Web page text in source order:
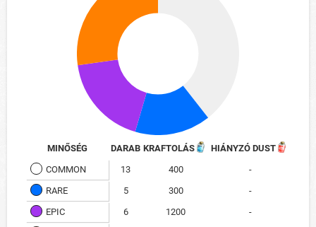
MINŐSÉG DARAB KRAFTOLÁS
HIÁNYZÓ DUST
COMMON
13 400
-
RARE
5 300
-
EPIC
6 1200
-